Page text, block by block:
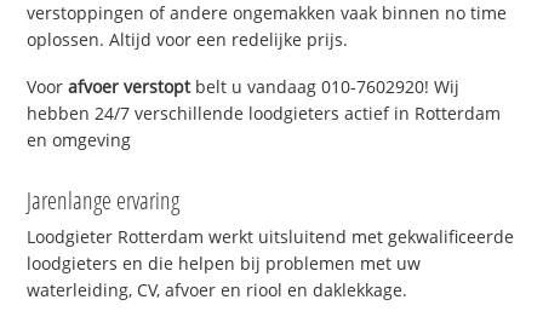
verstoppingen of andere ongemakken vaak binnen no time
oplossen. Altijd voor een redelijke prijs.
Voorafvoer verstoptbelt u vandaag 010-7602920! Wij
hebben 24/7 verschillende loodgieters actief in Rotterdam
en omgeving
Jarenlange ervaring
Loodgieter Rotterdam werkt uitsluitend met gekwalificeerde
loodgieters en die helpen bij problemen met uw
waterleiding, CV, afvoer en riool en daklekkage.